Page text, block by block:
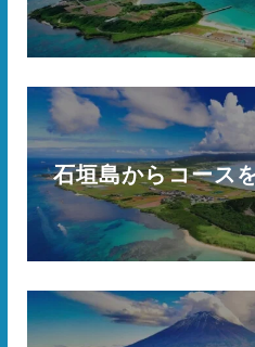
石垣島からコース